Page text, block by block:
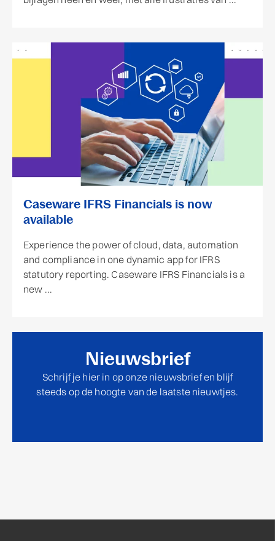
Caseware IFRS Financials is now
available
Experience the power of cloud, data, automation
and compliance in one dynamic app for IFRS
statutory reporting. Caseware IFRS Financials is a
new ...
Nieuwsbrief
Schrijf je hier in op onze nieuwsbrief en blijf
steeds op de hoogte van de laatste nieuwtjes.